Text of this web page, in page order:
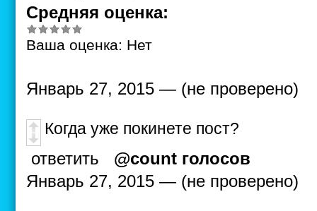
Средняя оценка:
Ваша оценка: Нет
Январь 27, 2015 — (не проверено)
Когда уже покинете пост?
ответить
@count голосов
Январь 27, 2015 — (не проверено)